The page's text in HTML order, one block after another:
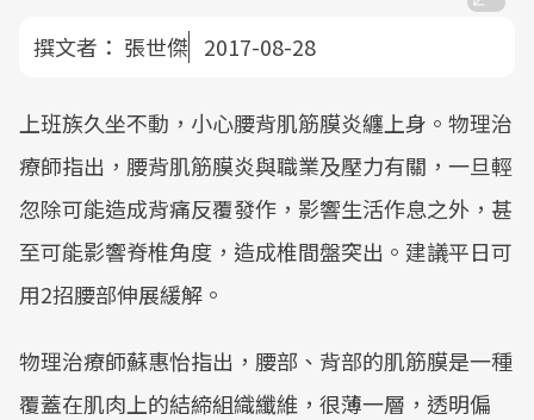
撰文者： 張世傑 2017-08-28
上班族久坐不動，小心腰背肌筋膜炎纏上身。物理治
療師指出，腰背肌筋膜炎與職業及壓力有關，一旦輕
忽除可能造成背痛反覆發作，影響生活作息之外，甚
至可能影響脊椎角度，造成椎間盤突出。建議平日可
用2招腰部伸展緩解。
物理治療師蘇惠怡指出，腰部、背部的肌筋膜是一種
覆蓋在肌肉上的結締組織纖維，很薄一層，透明偏